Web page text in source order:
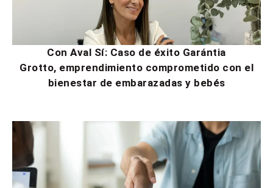
Con Aval Sí: Caso de éxito Garántia
Grotto, emprendimiento comprometido con el
bienestar de embarazadas y bebés